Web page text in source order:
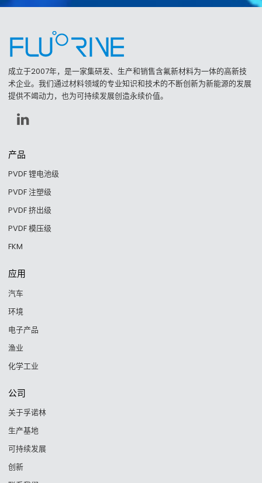
成立于2007年，是一家集研发、生产和销售含氟新材料为一体的高新技
术企业。我们通过材料领域的专业知识和技术的不断创新为新能源的发展
提供不竭动力，也为可持续发展创造永续价值。
产品
PVDF 锂电池级
PVDF 注塑级
PVDF 挤出级
PVDF 模压级
FKM
应用
汽车
环境
电子产品
渔业
化学工业
公司
关于孚诺林
生产基地
可持续发展
创新